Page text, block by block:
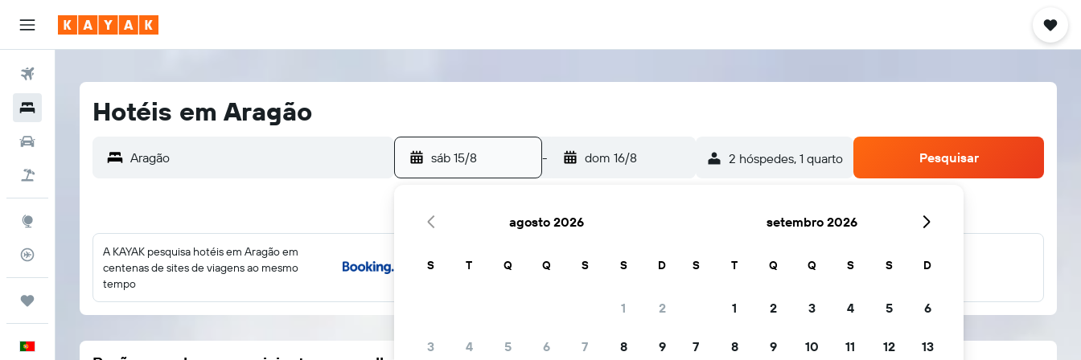
Monitorizador de voos
Português
Hotéis em Aragão
sáb 15/8 - dom 16/8 2 hóspedes, 1 quarto Pesquisar
A KAYAK pesquisa hotéis em Aragão em
centenas de sites de viagens ao mesmo
tempo
... e muito mais
agosto 2026
S T Q Q S S D
1 2
3 4 5 6 7 8 9
setembro 2026
S T Q Q S S D
1 2 3 4 5 6
7 8 9 10 11 12 13